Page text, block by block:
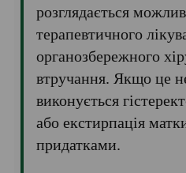
розглядається
терапевтичного
органозбережного
втручання. Якщо це
виконується
або екстирпація
придатками.